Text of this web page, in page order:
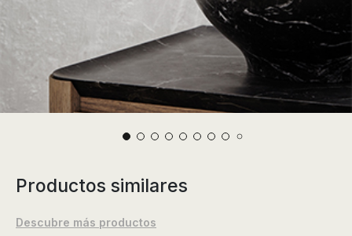
Productos similares
Descubre más productos